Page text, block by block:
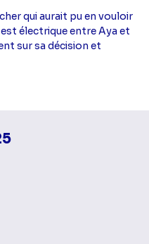
qui aurait pu en vouloir
électrique entre Aya et
sur sa décision et
la fiche diffusion